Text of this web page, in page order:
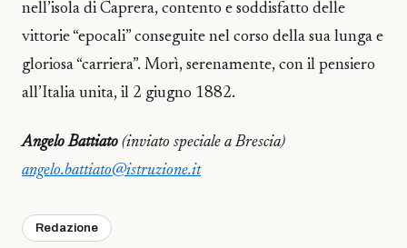
nell’isola di Caprera, contento e soddisfatto delle
vittorie “epocali” conseguite nel corso della sua lunga e
gloriosa “carriera”. Morì, serenamente, con il pensiero
all’Italia unita, il 2 giugno 1882.
Angelo Battiato (inviato speciale a Brescia)
angelo.battiato@istruzione.it
Redazione